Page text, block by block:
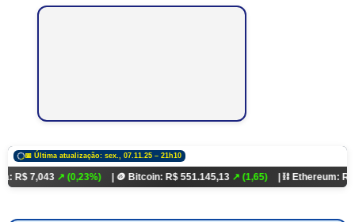
📅 Última atualização: sex., 07.11.25 – 21h10
↗ (0,23%) | 🪙 Bitcoin: R$ 551.145,13↗ (1,65) | ⛓️ Ethereum: R$ 18.321,93